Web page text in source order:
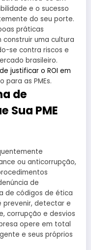
e o sucesso
do seu porte.
práticas
construir uma cultura
se contra riscos e
brasileiro.
justificar o ROI em
para as PMEs.
de
Sua PME
ou anticorrupção,
de
de códigos de ética
prevenir, detectar e
corrupção e desvios
opere em total
e seus próprios